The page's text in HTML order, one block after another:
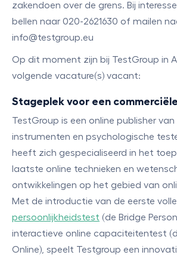
zakendoen over de grens. Bij
bellen naar 020-2621630 of mailen
info@testgroup.eu
Op dit moment zijn bij TestGroup in
volgende vacature(s) vacant:
Stageplek voor een
TestGroup is een online publisher
instrumenten en psychologische
heeft zich gespecialiseerd in het
laatste online technieken en
ontwikkelingen op het gebied van
Met de introductie van de eerste
persoonlijkheidstest (de Bridge
interactieve online capaciteitentest
Online), speelt Testgroup een